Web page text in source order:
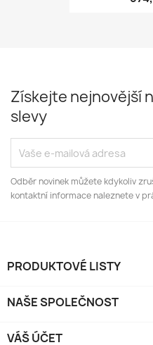
Získejte nejnovější
slevy
Odběr novinek můžete kdykoliv
kontaktní informace naleznete v
PRODUKTOVÉ LISTY
NAŠE SPOLEČNOST
VÁŠ ÚČET